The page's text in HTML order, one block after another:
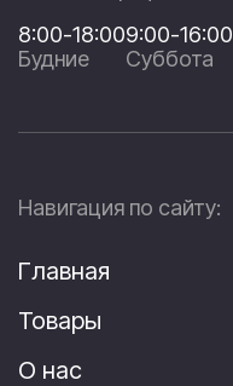
8:00-18:00
Будние
9:00-16:00
Суббота
Навигация по сайту:
Главная
Товары
О нас